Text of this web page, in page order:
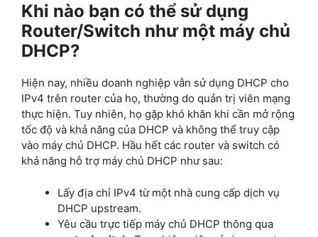
Khi nào bạn có thể sử dụng
Router/Switch như một máy chủ
DHCP?
Hiện nay, nhiều doanh nghiệp vẫn sử dụng DHCP cho
IPv4 trên router của họ, thường do quản trị viên mạng
thực hiện. Tuy nhiên, họ gặp khó khăn khi cần mở rộng
tốc độ và khả năng của DHCP và không thể truy cập
vào máy chủ DHCP. Hầu hết các router và switch có
khả năng hỗ trợ máy chủ DHCP như sau:
Lấy địa chỉ IPv4 từ một nhà cung cấp dịch vụ
DHCP upstream.
Yêu cầu trực tiếp máy chủ DHCP thông qua